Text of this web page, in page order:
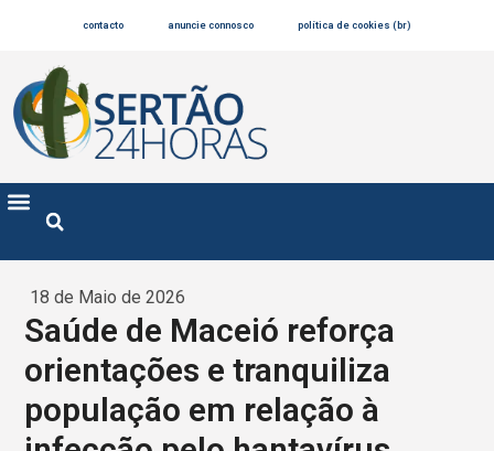
contacto anuncie connosco política de cookies (br)
18 de Maio de 2026
Saúde de Maceió reforça
orientações e tranquiliza
população em relação à